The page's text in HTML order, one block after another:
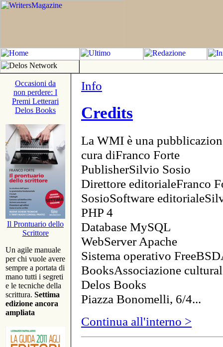
Occasioni da
non perdere: I
Premi Letterari
Delos Books
Il Prontuario dello
Scrittore
Un agile manuale
per chi vuole avere
sempre a portata di
mano tutti i segreti
e le tecniche della
scrittura. Settima
edizione ancora
ampliata
Info
Credits
La WMI è una
cura diFranco Forte
PublisherSilvio Sosio
Direttore editorialeFranco
SosioSoftware
PHP 4
Database MySQL
WebServer Apache
Sistema operativo
BooksAssociazione
Delos Books
Piazza Bonomelli, 6/4...
Continua all'interno >